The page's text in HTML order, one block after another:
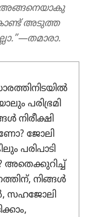
അങ്ങനെ​യാ​കു​
അടുത്ത
പരി​ഭ്ര​മി​
നിരീ​ക്ഷി​
ജോലി​
പരിപാ​ടി
നിങ്ങൾ
സഹജോ​ലി​